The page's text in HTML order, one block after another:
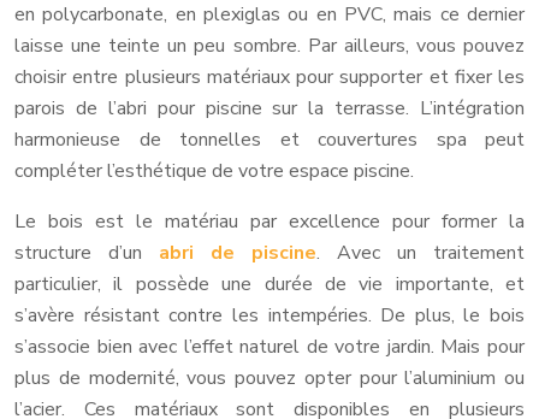
en polycarbonate, en plexiglas ou en PVC, mais ce dernier
laisse une teinte un peu sombre. Par ailleurs, vous pouvez
choisir entre plusieurs matériaux pour supporter et fixer les
parois de l’abri pour piscine sur la terrasse. L’intégration
harmonieuse de tonnelles et couvertures spa peut
compléter l’esthétique de votre espace piscine.
Le bois est le matériau par excellence pour former la
structure d’un abri de piscine. Avec un traitement
particulier, il possède une durée de vie importante, et
s’avère résistant contre les intempéries. De plus, le bois
s’associe bien avec l’effet naturel de votre jardin. Mais pour
plus de modernité, vous pouvez opter pour l’aluminium ou
l’acier. Ces matériaux sont disponibles en plusieurs